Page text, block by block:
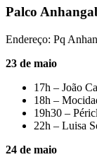
Palco
Endereço: Pq
23 de maio
17h – João
18h –
19h30 –
22h – Luisa
24 de maio